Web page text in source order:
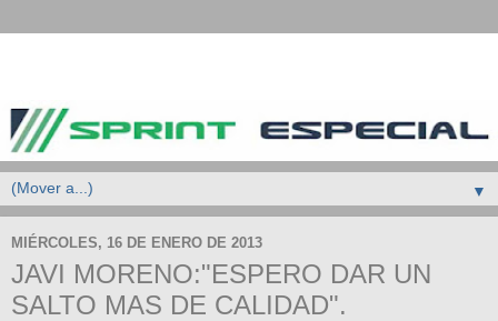
▼
MIÉRCOLES, 16 DE ENERO DE 2013
JAVI MORENO:"ESPERO DAR UN
SALTO MAS DE CALIDAD".